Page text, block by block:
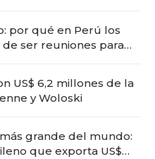
por qué en Perú los
de ser reuniones para
US$ 6,2 millones de la
y Woloski
grande del mundo:
que exporta US$